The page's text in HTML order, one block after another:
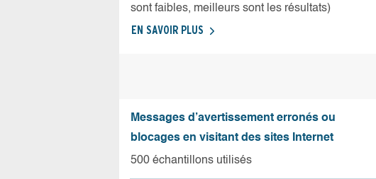
sont faibles, meilleurs sont les résultats)
EN SAVOIR PLUS
Messages d’avertissement erronés ou
blocages en visitant des sites Internet
500 échantillons utilisés